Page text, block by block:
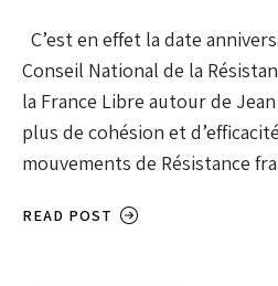
C’est en effet la date
Conseil National de la
la France Libre autour de
plus de cohésion et
mouvements de Résistance
READ POST